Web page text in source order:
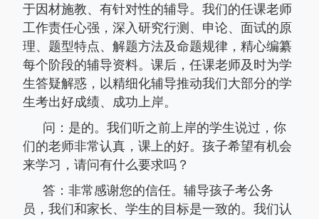
于因材施教、有针对性的辅导。我们的任课老师
工作责任心强，深入研究行测、申论、面试的原
理、题型特点、解题方法及命题规律，精心编纂
每个阶段的辅导资料。课后，任课老师及时为学
生答疑解惑，以精细化辅导推动我们大部分的学
生考出好成绩、成功上岸。
问：是的。我们听之前上岸的学生说过，你
们的老师非常认真，课上的好。孩子希望有机会
来学习，请问有什么要求吗？
答：非常感谢您的信任。辅导孩子考公务
员，我们和家长、学生的目标是一致的。我们认